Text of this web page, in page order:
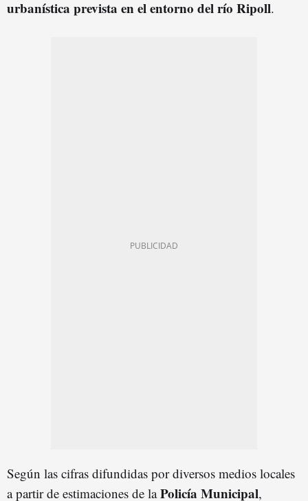
urbanística prevista en el entorno del río Ripoll.
Según las cifras difundidas por diversos medios locales
a partir de estimaciones de laPolicía Municipal,